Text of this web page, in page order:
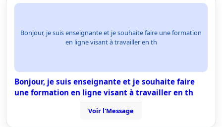
Bonjour, je suis enseignante et je souhaite faire une formation
en ligne visant à travailler en th
Bonjour, je suis enseignante et je souhaite faire
une formation en ligne visant à travailler en th
Voir l'Message